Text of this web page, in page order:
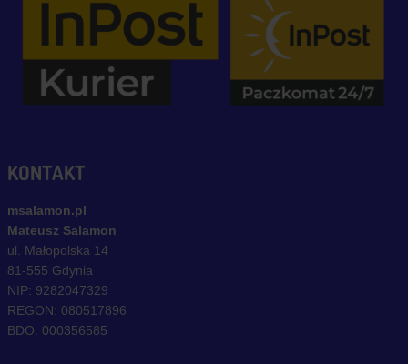
KONTAKT
msalamon.pl
Mateusz Salamon
ul. Małopolska 14
81-555 Gdynia
NIP: 9282047329
REGON: 080517896
BDO: 000356585